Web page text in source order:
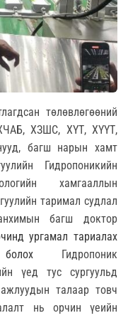
төлөвлөгөөний
ХЗШС, ХҮТ, ХҮҮТ,
багш нарын хамт
Гидропоникийн
хамгааллын
таримал судлал
багш доктор
ургамал тариалах
Гидропоник
үед тус сургуульд
талаар товч
нь орчин үеийн